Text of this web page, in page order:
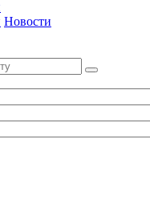
Новости